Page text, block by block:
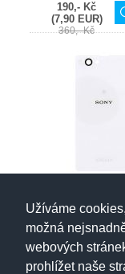
Užíváme
možná
webových
prohlížet naše
190,- Kč
(7,90 EUR)
360,- Kč
Compact / D5503 -
skladem
230,- Kč
(9,60 EUR)
390,- Kč